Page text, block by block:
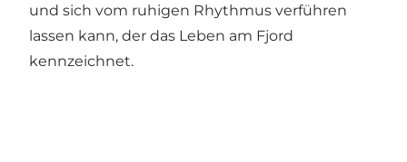
und sich vom ruhigen Rhythmus verführen
lassen kann, der das Leben am Fjord
kennzeichnet.